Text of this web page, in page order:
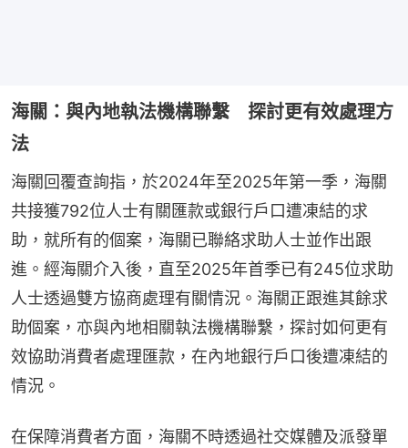
海關：與內地執法機構聯繫 探討更有效處理方
法
海關回覆查詢指，於2024年至2025年第一季，海關
共接獲792位人士有關匯款或銀行戶口遭凍結的求
助，就所有的個案，海關已聯絡求助人士並作出跟
進。經海關介入後，直至2025年首季已有245位求助
人士透過雙方協商處理有關情況。海關正跟進其餘求
助個案，亦與內地相關執法機構聯繫，探討如何更有
效協助消費者處理匯款，在內地銀行戶口後遭凍結的
情況。
在保障消費者方面，海關不時透過社交媒體及派發單